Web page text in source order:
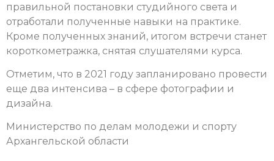
правильной постановки студийного света и
отработали полученные навыки на практике.
Кроме полученных знаний, итогом встречи станет
короткометражка, снятая слушателями курса.
Отметим, что в 2021 году запланировано провести
еще два интенсива – в сфере фотографии и
дизайна.
Министерство по делам молодежи и спорту
Архангельской области